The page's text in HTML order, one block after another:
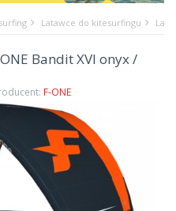
Latawce do kitesurfingu
Bandit XVI onyx /
F-ONE